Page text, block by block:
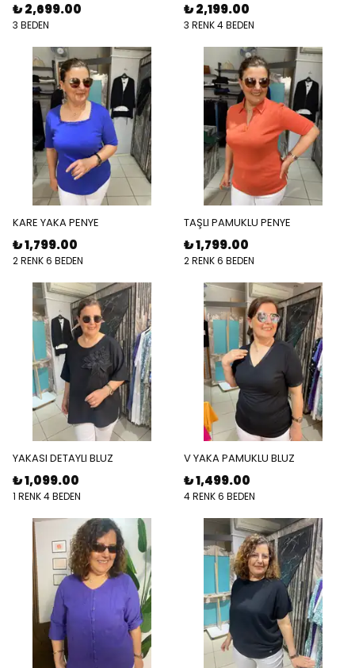
₺ 2,699.00
3 BEDEN
₺ 2,199.00
3 RENK 4 BEDEN
KARE YAKA PENYE
₺ 1,799.00
2 RENK 6 BEDEN
TAŞLI PAMUKLU PENYE
₺ 1,799.00
2 RENK 6 BEDEN
YAKASI DETAYLI BLUZ
₺ 1,099.00
1 RENK 4 BEDEN
V YAKA PAMUKLU BLUZ
₺ 1,499.00
4 RENK 6 BEDEN